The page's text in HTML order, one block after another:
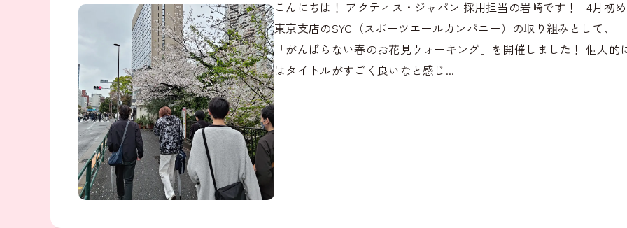
こんにちは！ アクティス・ジャパン 採用担当の岩崎です！ 4月初
東京支店のSYC（スポーツエールカンパニー）の取り組みとして、
「がんばらない春のお花見ウォーキング」を開催しました！ 個人的
はタイトルがすごく良いなと感じ...